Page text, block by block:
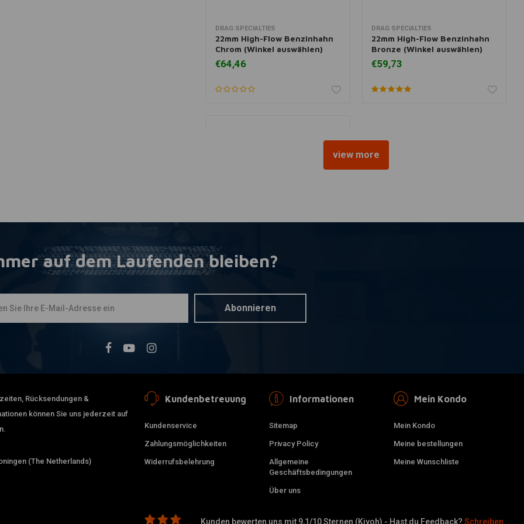
Zum Warenkorb hinzufügen
DRAG SPECIALTIES
22mm High-Flow Benzinhahn
Chrom (Winkel auswählen)
€64,46
Zusatzinformation
DRAG SPECIALTIES
22mm High-Flow Benzinhahn
Bronze (Winkel auswählen)
€59,73
22mm Late-Style Benzinhahn
€25,53
view more
auf dem Laufenden bleiben?
Abonnieren
Rücksendungen &
können Sie uns jederzeit auf
(The Netherlands)
Kundenbetreuung
Kundenservice
Zahlungsmöglichkeiten
Widerrufsbelehrung
Informationen
Sitemap
Privacy Policy
Allgemeine
Geschäftsbedingungen
Über uns
Mein Kondo
Mein Kondo
Meine bestellungen
Meine Wunschliste
Kunden bewerten uns mit 9,1/10 Sternen (Kiyoh) - Hast du Feedback?Schreiben